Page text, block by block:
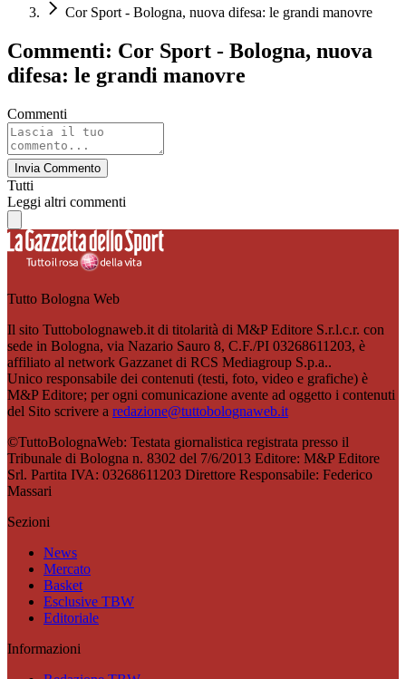
Cor Sport - Bologna, nuova difesa: le grandi manovre
Commenti: Cor Sport - Bologna, nuova
difesa: le grandi manovre
Commenti
Invia Commento
Tutti
Leggi altri commenti
Tutto Bologna Web
Il sito Tuttobolognaweb.it di titolarità di M&P Editore S.r.l.c.r. con
sede in Bologna, via Nazario Sauro 8, C.F./PI 03268611203, è
affiliato al network Gazzanet di RCS Mediagroup S.p.a..
Unico responsabile dei contenuti (testi, foto, video e grafiche) è
M&P Editore; per ogni comunicazione avente ad oggetto i contenuti
del Sito scrivere a redazione@tuttobolognaweb.it
©TuttoBolognaWeb: Testata giornalistica registrata presso il
Tribunale di Bologna n. 8302 del 7/6/2013 Editore: M&P Editore
Srl. Partita IVA: 03268611203 Direttore Responsabile: Federico
Massari
Sezioni
News
Mercato
Basket
Esclusive TBW
Editoriale
Informazioni